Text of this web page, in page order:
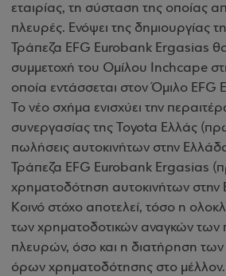
εταιρίας, τη σύσταση της οποίας
πλευρές. Ενόψει της δημιουργίας
Τράπεζα EFG Eurobank Ergasias
συμμετοχή του Oμίλου Inchcape
οποία εντάσσεται στον Όμιλο
Το νέο σχήμα ενισχύει την
συνεργασίας της Toyota Ελλάς
πωλήσεις αυτοκινήτων στην
Τράπεζα EFG Eurobank Ergasias
χρηματοδότηση αυτοκινήτων
Κοινό στόχο αποτελεί, τόσο η
των χρηματοδοτικών αναγκών
πλευρών, όσο και η διατήρηση των
όρων χρηματοδότησης στο μέλλον.